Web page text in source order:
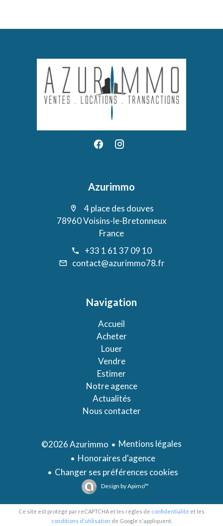
Azurimmo
4 place des douves
78960 Voisins-le-Bretonneux
France
+33 1 61 37 09 10
contact@azurimmo78.fr
Navigation
Accueil
Acheter
Louer
Vendre
Estimer
Notre agence
Actualités
Nous contacter
©2026 Azurimmo
Mentions légales
Honoraires d'agence
Changer ses préférences cookies
Design byApimo™
Ce site est protégé par reCAPTCHA et les règles de confidentialité et les
conditions d'utilisation de Google s'appliquent.